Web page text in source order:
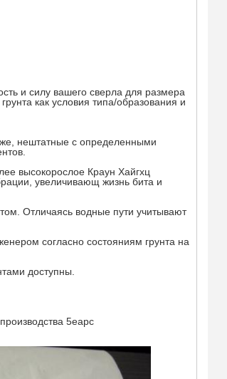
и силу вашего сверла для размера
как условия типа/образования и
нештатные с определенными
высокорослое Краун Хайгхц
увеличивающ жизнь бита и
Отличаясь водные пути учитывают
согласно состояниям грунта на
доступны.
5еарс